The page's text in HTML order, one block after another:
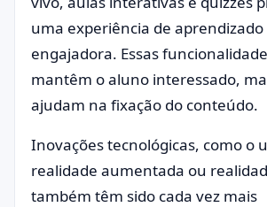
uma experiência de aprendizado
engajadora. Essas
mantêm o aluno interessado,
ajudam na fixação do conteúdo.
Inovações tecnológicas, como o
realidade aumentada ou
também têm sido cada vez mais